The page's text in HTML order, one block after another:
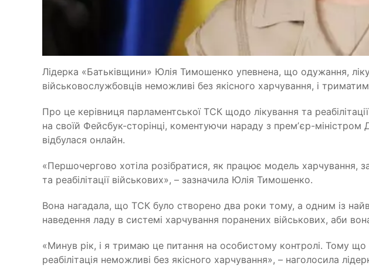
Лідерка «Батьківщини» Юлія Тимошенко упевнена, що одужання,
військовослужбовців неможливі без якісного харчування, і
Про це керівниця парламентської ТСК щодо лікування та
на своїй Фейсбук-сторінці, коментуючи нараду з премʼєр-
відбулася онлайн.
«Першочергово хотіла розібратися, як працює модель харчування,
та реабілітації військових», – зазначила Юлія Тимошенко.
Вона нагадала, що ТСК було створено два роки тому, а одним із
наведення ладу в системі харчування поранених військових, аби
«Минув рік, і я тримаю це питання на особистому контролі. Тому що
реабілітація неможливі без якісного харчування», – наголосила